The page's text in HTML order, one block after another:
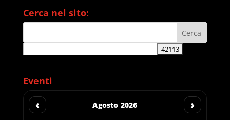
Cerca nel sito:
Eventi
‹ Agosto 2026 ›